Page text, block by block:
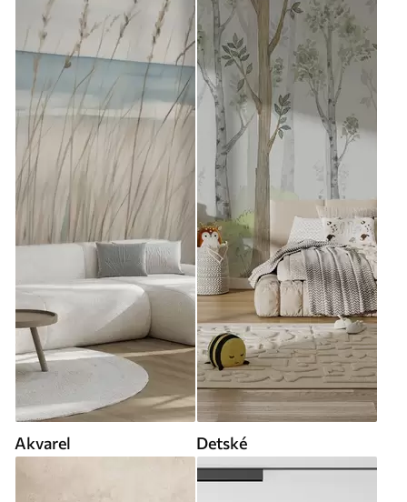
Akvarel Detské